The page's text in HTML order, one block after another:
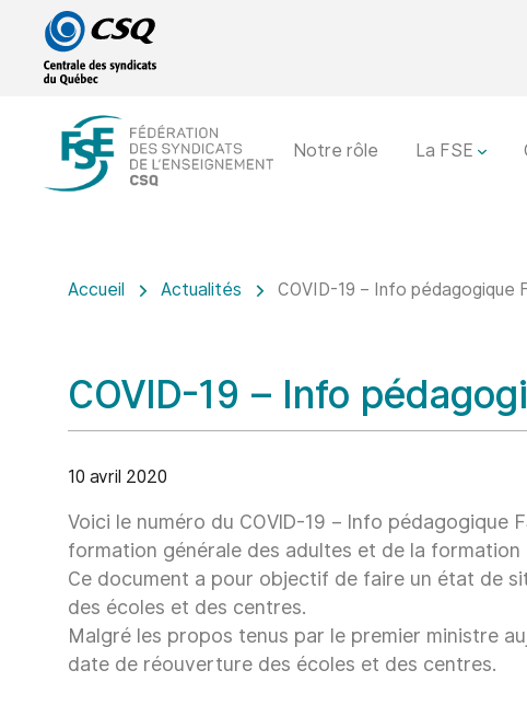
Passer
menu
principal
Passer
contenu
Notre rôle La FSE
Accueil Actualités COVID-19 – Info pédagogique
COVID-19 – Info
10 avril 2020
Voici le numéro du COVID-19 – Info pédagogique
formation générale des adultes et de la formation
Ce document a pour objectif de faire un état de
des écoles et des centres.
Malgré les propos tenus par le premier ministre
date de réouverture des écoles et des centres.